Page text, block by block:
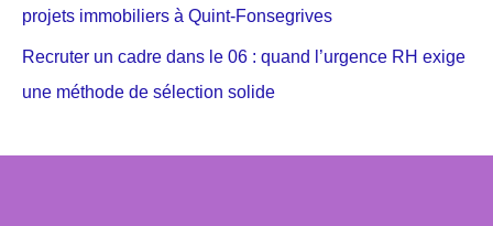
projets immobiliers à Quint-Fonsegrives
Recruter un cadre dans le 06 : quand l’urgence RH exige
une méthode de sélection solide